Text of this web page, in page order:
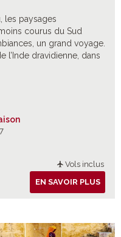
les paysages
courus du Sud
un grand voyage.
dravidienne, dans
Vols inclus
EN SAVOIR PLUS